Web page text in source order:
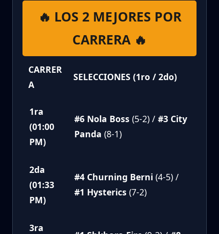
🔥 LOS 2 MEJORES POR
CARRERA 🔥
CARRER
A
SELECCIONES (1ro / 2do)
1ra
(01:00
PM)
#6 Nola Boss (5-2) / #3 City
Panda (8-1)
2da
(01:33
PM)
#4 Churning Berni (4-5) /
#1 Hysterics (7-2)
3ra